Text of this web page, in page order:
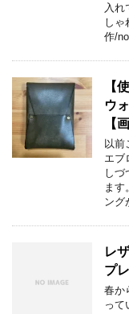
入
しゃ
作/
【
ウ
【
以前
エブ
しづ
ま
ング
レ
プ
春か
って